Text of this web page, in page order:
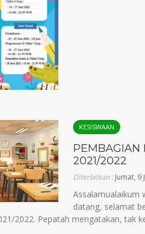
KESISWAAN
PEMBAGIAN
2021/2022
Diterbitkan :Jumat, 9
Assalamualaikum
datang, selamat
2022. Pepatah mengatakan, tak
Muchamad Muslih, S.Ag
NIP
197501012009021004